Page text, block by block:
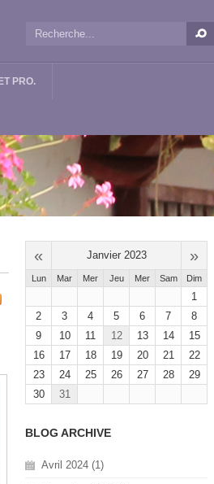
PRO.
« Janvier 2023 »
Lun Mar Mer Jeu Mer Sam Dim
1
2
3 4 5 6 7
8
9
10 11 12 13 14
15
16
17 18 19 20 21
22
23
24 25 26 27 28
29
30
31
BLOG ARCHIVE
Avril 2024 (1)